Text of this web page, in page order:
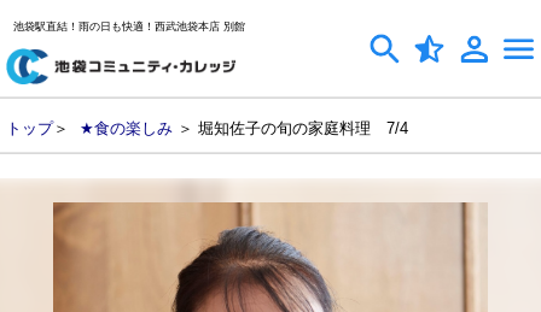
池袋駅直結！雨の日も快適！西武池袋本店 別館
トップ＞ ★食の楽しみ ＞ 堀知佐子の旬の家庭料理 7/4